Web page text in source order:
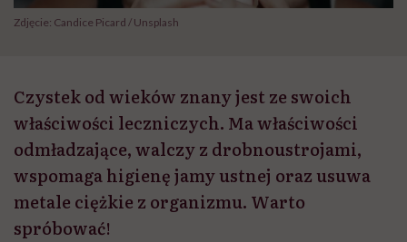
Zdjęcie: Candice Picard / Unsplash
Czystek od wieków znany jest ze swoich
właściwości leczniczych. Ma właściwości
odmładzające, walczy z drobnoustrojami,
wspomaga higienę jamy ustnej oraz usuwa
metale ciężkie z organizmu. Warto
spróbować!